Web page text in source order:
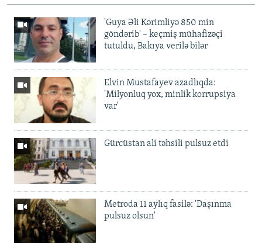
'Guya Əli Kərimliyə 850 min
göndərib' – keçmiş mühafizəçi
tutuldu, Bakıya verilə bilər
Elvin Mustafayev azadlıqda:
'Milyonluq yox, minlik korrupsiya
var'
Gürcüstan ali təhsili pulsuz etdi
Metroda 11 aylıq fasilə: 'Daşınma
pulsuz olsun'